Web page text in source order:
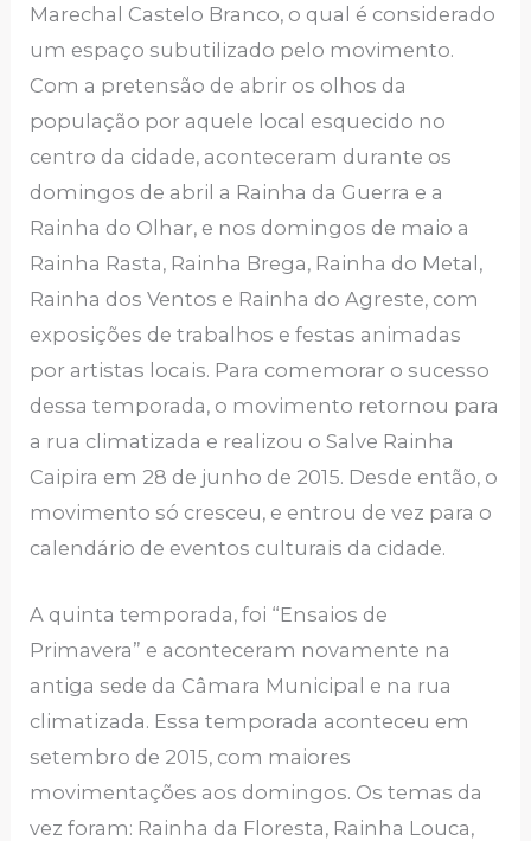
Marechal Castelo Branco, o qual é considerado
um espaço subutilizado pelo movimento.
Com a pretensão de abrir os olhos da
população por aquele local esquecido no
centro da cidade, aconteceram durante os
domingos de abril a Rainha da Guerra e a
Rainha do Olhar, e nos domingos de maio a
Rainha Rasta, Rainha Brega, Rainha do Metal,
Rainha dos Ventos e Rainha do Agreste, com
exposições de trabalhos e festas animadas
por artistas locais. Para comemorar o sucesso
dessa temporada, o movimento retornou para
a rua climatizada e realizou o Salve Rainha
Caipira em 28 de junho de 2015. Desde então, o
movimento só cresceu, e entrou de vez para o
calendário de eventos culturais da cidade.
A quinta temporada, foi “Ensaios de
Primavera” e aconteceram novamente na
antiga sede da Câmara Municipal e na rua
climatizada. Essa temporada aconteceu em
setembro de 2015, com maiores
movimentações aos domingos. Os temas da
vez foram: Rainha da Floresta, Rainha Louca,